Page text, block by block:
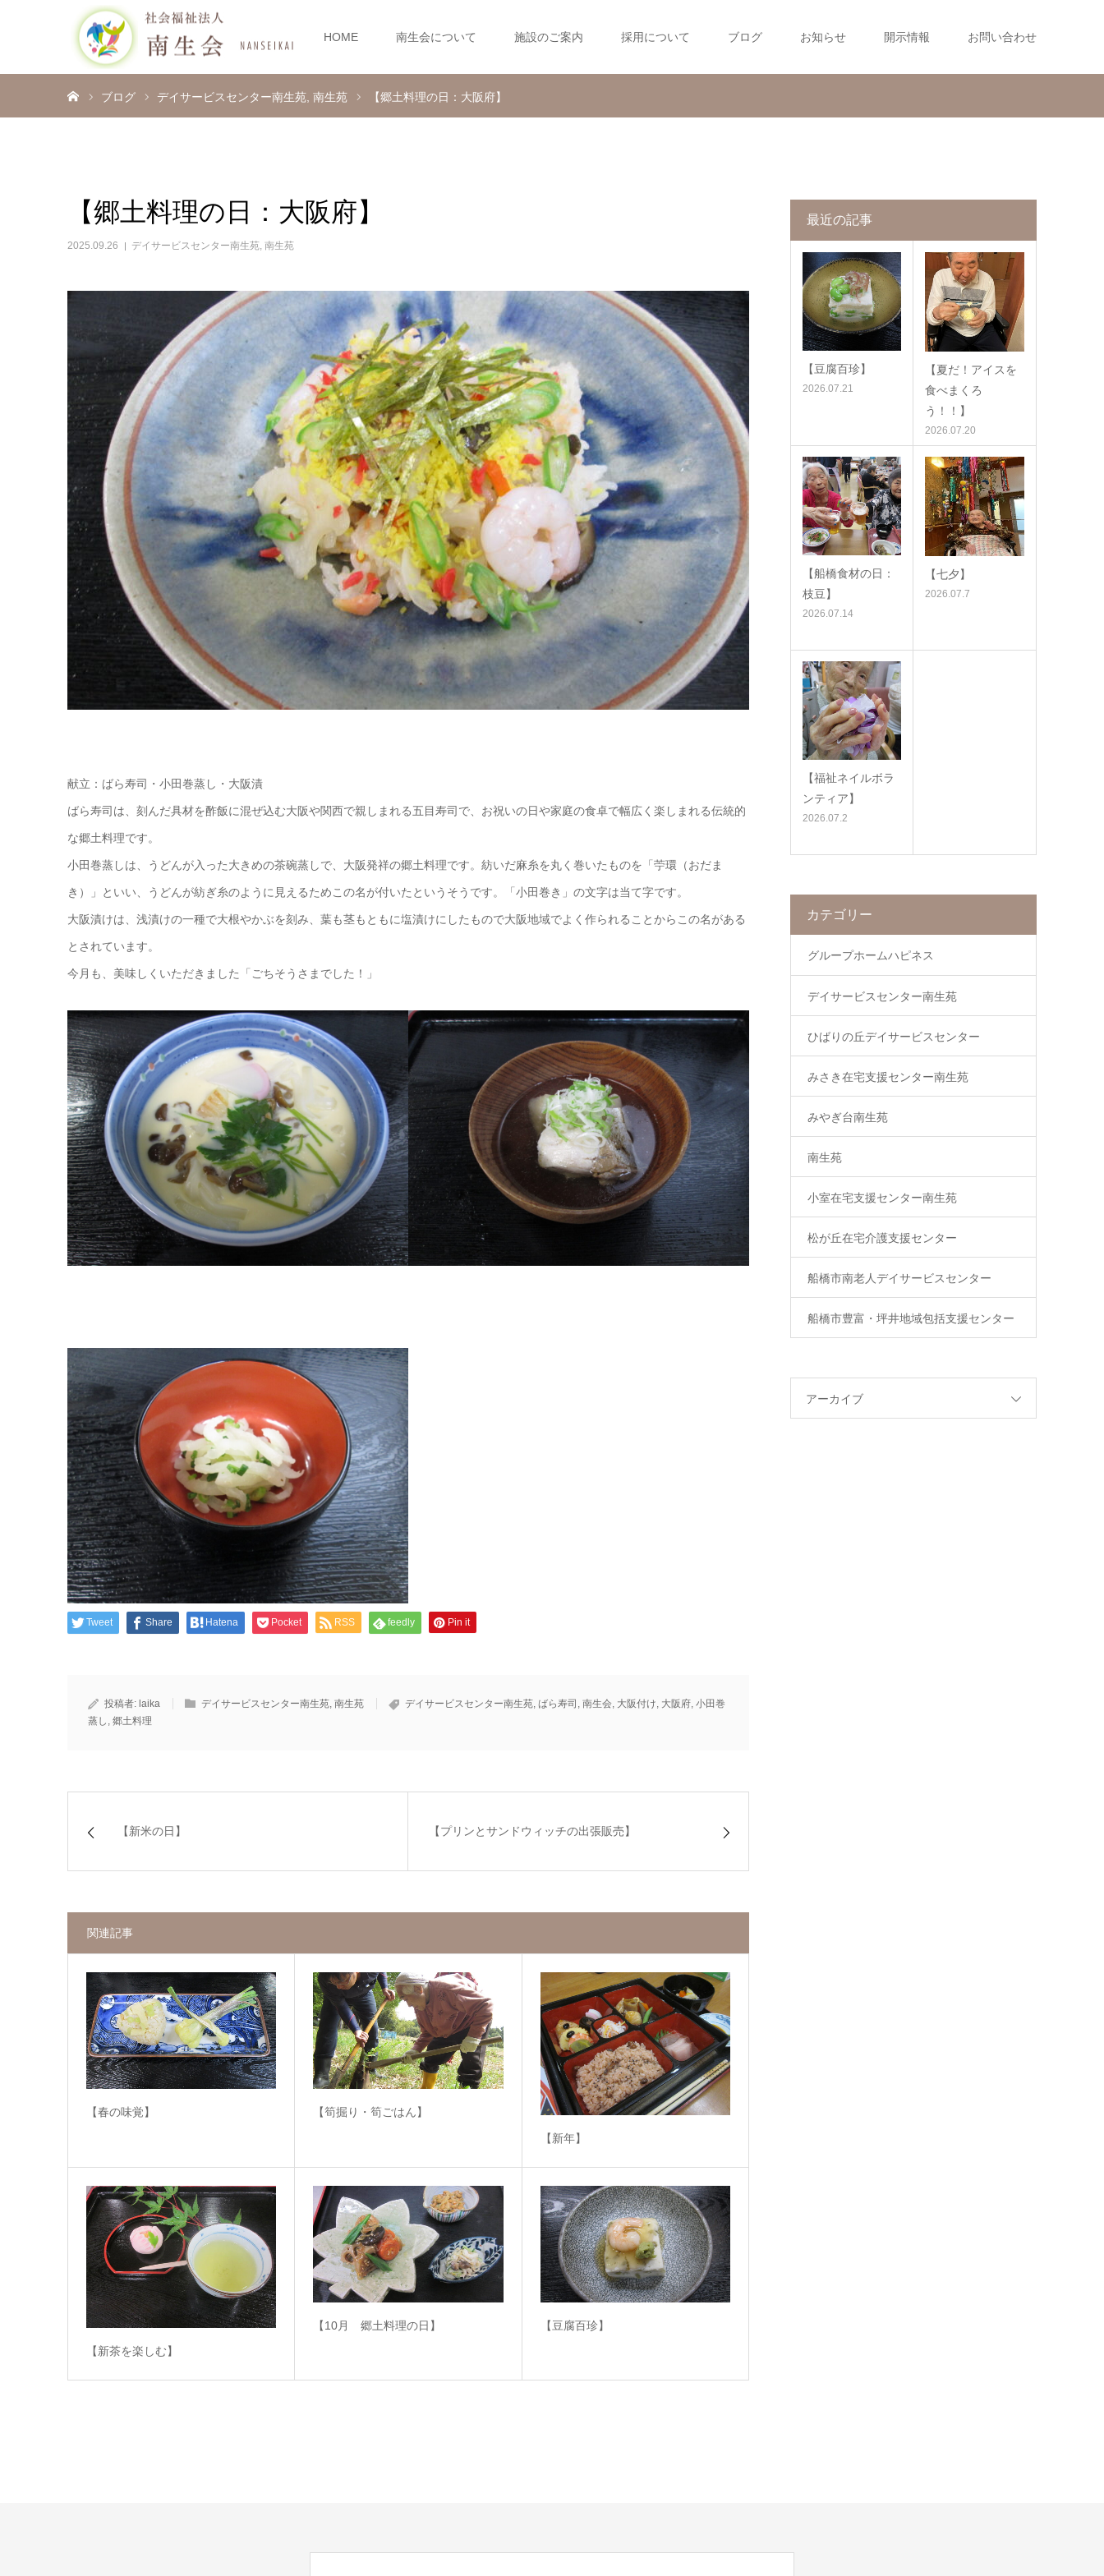
HOME 南生会について 施設のご案内 採用について ブログ お知らせ 開示情報 お問い合わせ
ブログ デイサービスセンター南生苑 南生苑 【郷土料理の日：大阪府】
【郷土料理の日：大阪府】
2025.09.26 デイサービスセンター南生苑, 南生苑
献立：ばら寿司・小田巻蒸し・大阪漬
ばら寿司は、刻んだ具材を酢飯に混ぜ込む大阪や関西で親しまれる五目寿司で、お祝いの日や家庭の食卓で幅広く楽しまれる伝統的
な郷土料理です。
小田巻蒸しは、うどんが入った大きめの茶碗蒸しで、大阪発祥の郷土料理です。紡いだ麻糸を丸く巻いたものを「苧環（おだま
き）」といい、うどんが紡ぎ糸のように見えるためこの名が付いたというそうです。「小田巻き」の文字は当て字です。
大阪漬けは、浅漬けの一種で大根やかぶを刻み、葉も茎もともに塩漬けにしたもので大阪地域でよく作られることからこの名がある
とされています。
今月も、美味しくいただきました「ごちそうさまでした！」
Tweet Share Hatena Pocket RSS feedly Pin it
投稿者: laika デイサービスセンター南生苑, 南生苑 デイサービスセンター南生苑, ばら寿司 , 南生会, 大阪付け, 大阪府, 小田巻
蒸し , 郷土料理
【新米の日】 【プリンとサンドウィッチの出張販売】
関連記事
【春の味覚】
【筍掘り・筍ごはん】
【新年】
【新茶を楽しむ】
【10月 郷土料理の日】 【豆腐百珍】
最近の記事
【豆腐百珍】
2026.07.21
【夏だ！アイスを
食べまくろ
う！！】
2026.07.20
【船橋食材の日：
枝豆】
2026.07.14
【七夕】
2026.07.7
【福祉ネイルボラ
ンティア】
2026.07.2
カテゴリー
グループホームハピネス
デイサービスセンター南生苑
ひばりの丘デイサービスセンター
みさき在宅支援センター南生苑
みやぎ台南生苑
南生苑
小室在宅支援センター南生苑
松が丘在宅介護支援センター
船橋市南老人デイサービスセンター
船橋市豊富・坪井地域包括支援センター
アーカイブ